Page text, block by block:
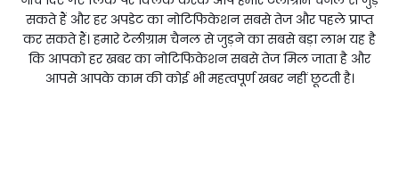
सकते हैं और हर अपडेट का नोटिफिकेशन सबसे तेज और पहले प्राप्त
कर सकते हैं। हमारे टेलीग्राम चैनल से जुड़ने का सबसे बड़ा लाभ यह है
कि आपको हर खबर का नोटिफिकेशन सबसे तेज मिल जाता है और
आपसे आपके काम की कोई भी महत्वपूर्ण खबर नहीं छूटती है।